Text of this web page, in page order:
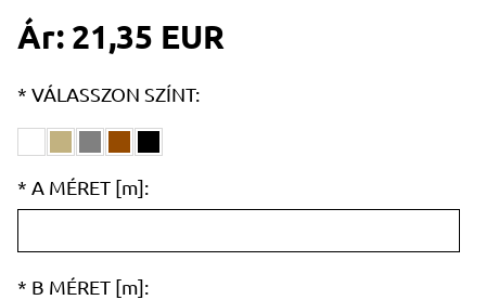
Ár: 21,35 EUR
* VÁLASSZON SZÍNT:
* A MÉRET [m]:
* B MÉRET [m]: